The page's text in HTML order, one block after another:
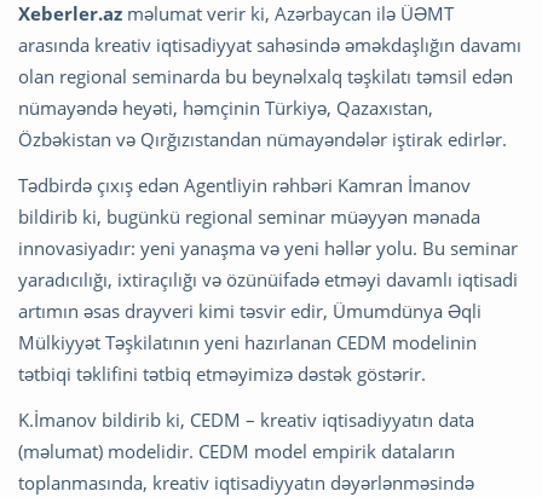
Xeberler.az məlumat verir ki, Azərbaycan ilə ÜƏMT
arasında kreativ iqtisadiyyat sahəsində əməkdaşlığın davamı
olan regional seminarda bu beynəlxalq təşkilatı təmsil edən
nümayəndə heyəti, həmçinin Türkiyə, Qazaxıstan,
Özbəkistan və Qırğızıstandan nümayəndələr iştirak edirlər.
Tədbirdə çıxış edən Agentliyin rəhbəri Kamran İmanov
bildirib ki, bugünkü regional seminar müəyyən mənada
innovasiyadır: yeni yanaşma və yeni həllər yolu. Bu seminar
yaradıcılığı, ixtiraçılığı və özünüifadə etməyi davamlı iqtisadi
artımın əsas drayveri kimi təsvir edir, Ümumdünya Əqli
Mülkiyyət Təşkilatının yeni hazırlanan CEDM modelinin
tətbiqi təklifini tətbiq etməyimizə dəstək göstərir.
K.İmanov bildirib ki, CEDM – kreativ iqtisadiyyatın data
(məlumat) modelidir. CEDM model empirik dataların
toplanmasında, kreativ iqtisadiyyatın dəyərlənməsində